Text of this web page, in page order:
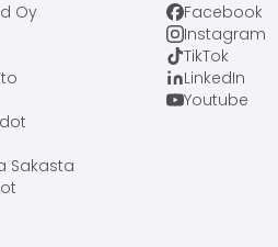
Oy
Sakasta
Facebook
Instagram
TikTok
LinkedIn
Youtube